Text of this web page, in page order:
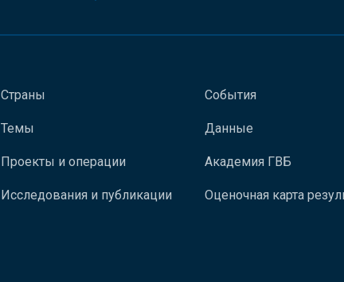
Страны
Темы
Проекты и операции
Исследования и публикации
События
Данные
Академия ГВБ
Оценочная карта